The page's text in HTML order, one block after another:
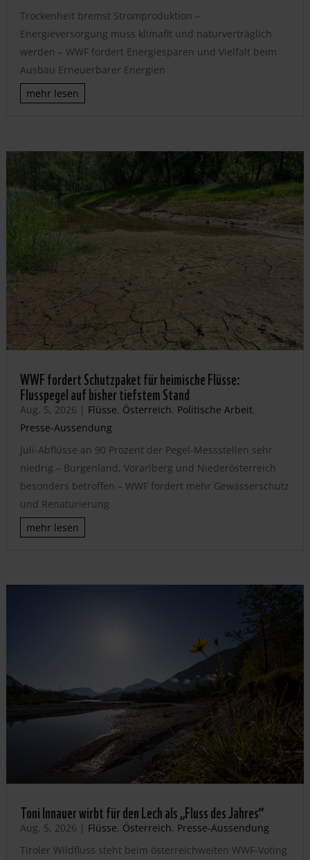
Trockenheit bremst Stromproduktion –
Energieversorgung muss klimafit und naturverträglich
werden – WWF fordert Energiesparen und Vielfalt beim
Ausbau Erneuerbarer Energien
mehr lesen
WWF fordert Schutzpaket für heimische Flüsse:
Flusspegel auf bisher tiefstem Stand
Aug. 5, 2026 | Flüsse, Österreich, Politische Arbeit,
Presse-Aussendung
Juli-Abflüsse an 90 Prozent der Pegel-Messstellen sehr
niedrig – Burgenland, Vorarlberg und Niederösterreich
besonders betroffen – WWF fordert mehr Gewässerschutz
und Renaturierung
mehr lesen
Toni Innauer wirbt für den Lech als „Fluss des Jahres“
Aug. 5, 2026 | Flüsse, Österreich, Presse-Aussendung
Tiroler Wildfluss steht beim österreichweiten WWF-Voting